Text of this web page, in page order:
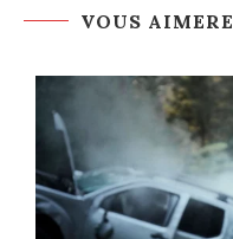
VOUS